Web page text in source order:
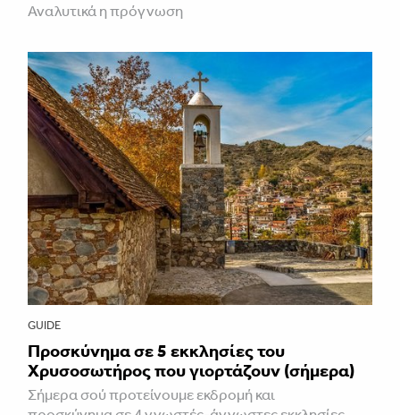
Αναλυτικά η πρόγνωση
GUIDE
Προσκύνημα σε 5 εκκλησίες του
Χρυσοσωτήρος που γιορτάζουν (σήμερα)
Σήμερα σού προτείνουμε εκδρομή και